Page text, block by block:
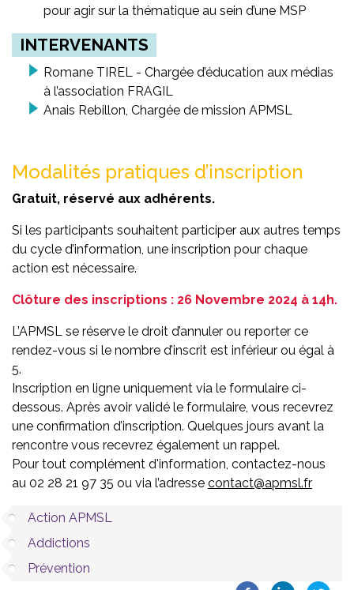
pour agir sur la thématique au sein d’une MSP
INTERVENANTS
Romane TIREL - Chargée d’éducation aux médias
à l’association FRAGIL
Anais Rebillon, Chargée de mission APMSL
Modalités pratiques d’inscription
Gratuit, réservé aux adhérents.
Si les participants souhaitent participer aux autres temps
du cycle d’information, une inscription pour chaque
action est nécessaire.
Clôture des inscriptions : 26 Novembre 2024 à 14h.
L’APMSL se réserve le droit d’annuler ou reporter ce
rendez-vous si le nombre d’inscrit est inférieur ou égal à
5.
Inscription en ligne uniquement via le formulaire ci-
dessous. Après avoir validé le formulaire, vous recevrez
une confirmation d’inscription. Quelques jours avant la
rencontre vous recevrez également un rappel.
Pour tout complément d'information, contactez-nous
au 02 28 21 97 35 ou via l’adresse contact@apmsl.fr
Action APMSL
Addictions
Prévention